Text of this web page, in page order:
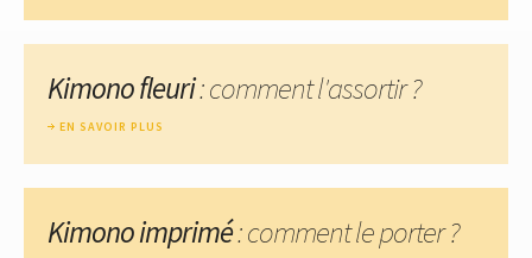
Kimono fleuri: comment l'assortir ?
EN SAVOIR PLUS
Kimono imprimé: comment le porter ?